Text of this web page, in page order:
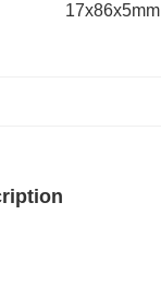
17x86x5mm